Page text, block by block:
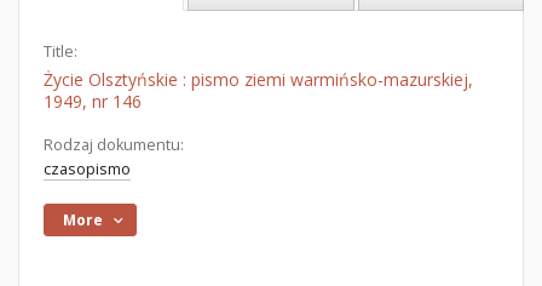
Title:
Życie Olsztyńskie : pismo ziemi warmińsko-mazurskiej,
1949, nr 146
Rodzaj dokumentu:
czasopismo
More